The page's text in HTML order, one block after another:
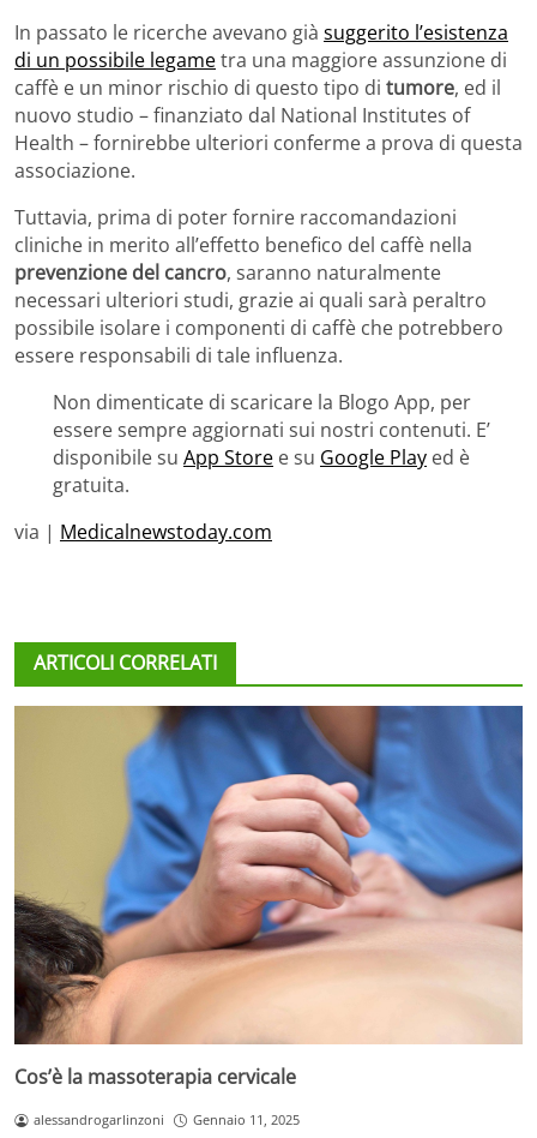
In passato le ricerche avevano già suggerito l’esistenza
di un possibile legametra una maggiore assunzione di
caffè e un minor rischio di questo tipo di tumore, ed il
nuovo studio – finanziato dal National Institutes of
Health – fornirebbe ulteriori conferme a prova di questa
associazione.
Tuttavia, prima di poter fornire raccomandazioni
cliniche in merito all’effetto benefico del caffè nella
prevenzione del cancro, saranno naturalmente
necessari ulteriori studi, grazie ai quali sarà peraltro
possibile isolare i componenti di caffè che potrebbero
essere responsabili di tale influenza.
Non dimenticate di scaricare la Blogo App, per
essere sempre aggiornati sui nostri contenuti. E’
disponibile su App Store e su Google Play ed è
gratuita.
via | Medicalnewstoday.com
ARTICOLI CORRELATI
Cos’è la massoterapia cervicale
alessandrogarlinzoni Gennaio 11, 2025